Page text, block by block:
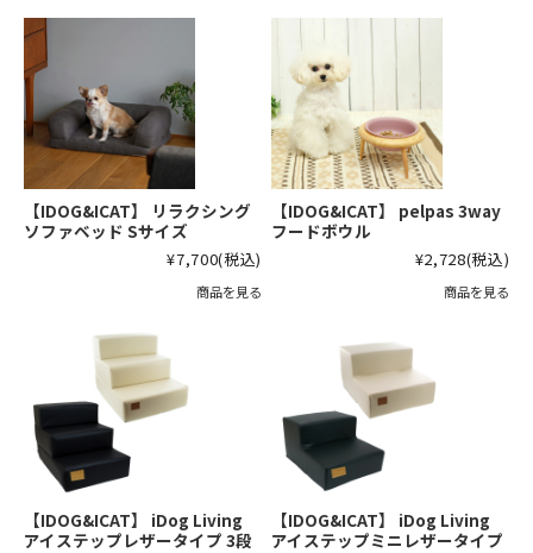
【IDOG&ICAT】 リラクシング
ソファベッド Sサイズ
¥7,700(税込)
商品を見る
【IDOG&ICAT】 pelpas 3way
フードボウル
¥2,728(税込)
商品を見る
【IDOG&ICAT】 iDog Living
アイステップレザータイプ 3段
【IDOG&ICAT】 iDog Living
アイステップミニレザータイプ